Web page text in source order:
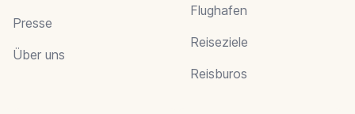
Presse
Über uns
Flughafen
Reiseziele
Reisburos